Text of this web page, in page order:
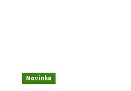
Novinka